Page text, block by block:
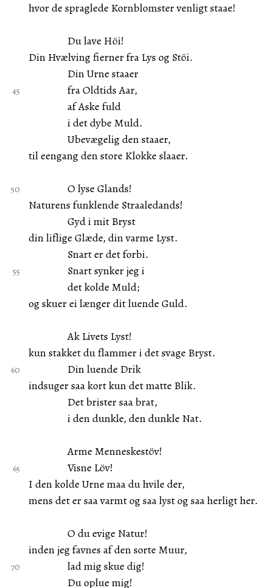
hvor de spraglede Kornblomster venligt staae!
Du lave Höi!
Din Hvælving fierner fra Lys og Stöi.
Din Urne staaer
fra Oldtids Aar,
af Aske fuld
i det dybe Muld.
Ubevægelig den staaer,
til eengang den store Klokke slaaer.
O lyse Glands!
Naturens funklende Straaledands!
Gyd i mit Bryst
din liflige Glæde, din varme Lyst.
Snart er det forbi.
Snart synker jeg i
det kolde Muld;
og skuer ei længer dit luende Guld.
Ak Livets Lyst!
kun stakket du flammer i det svage Bryst.
Din luende Drik
indsuger saa kort kun det matte Blik.
Det brister saa brat,
i den dunkle, den dunkle Nat.
Arme Menneskestöv!
Visne Löv!
I den kolde Urne maa du hvile der,
mens det er saa varmt og saa lyst og saa herligt her.
O du evige Natur!
inden jeg favnes af den sorte Muur,
lad mig skue dig!
Du oplue mig!